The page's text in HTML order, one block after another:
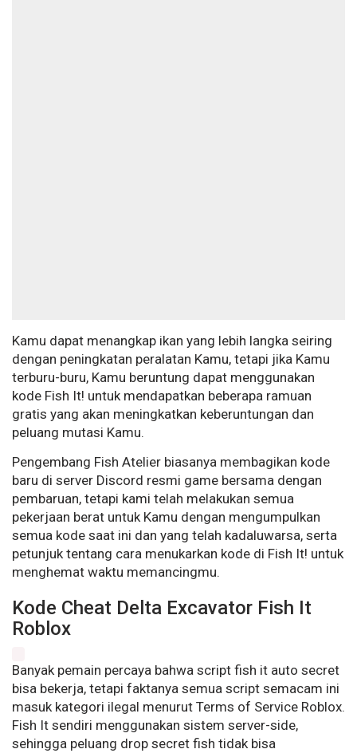
Kamu dapat menangkap ikan yang lebih langka seiring
dengan peningkatan peralatan Kamu, tetapi jika Kamu
terburu-buru, Kamu beruntung dapat menggunakan
kode Fish It! untuk mendapatkan beberapa ramuan
gratis yang akan meningkatkan keberuntungan dan
peluang mutasi Kamu.
Pengembang Fish Atelier biasanya membagikan kode
baru di server Discord resmi game bersama dengan
pembaruan, tetapi kami telah melakukan semua
pekerjaan berat untuk Kamu dengan mengumpulkan
semua kode saat ini dan yang telah kadaluwarsa, serta
petunjuk tentang cara menukarkan kode di Fish It! untuk
menghemat waktu memancingmu.
Kode Cheat Delta Excavator Fish It
Roblox
Banyak pemain percaya bahwa script fish it auto secret
bisa bekerja, tetapi faktanya semua script semacam ini
masuk kategori ilegal menurut Terms of Service Roblox.
Fish It sendiri menggunakan sistem server-side,
sehingga peluang drop secret fish tidak bisa